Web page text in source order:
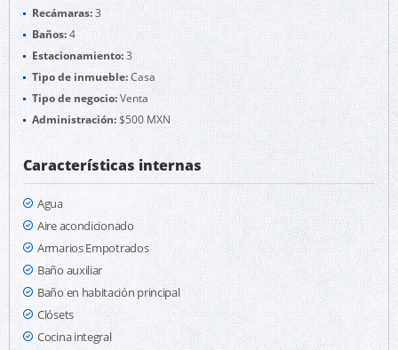
Recámaras:3
Baños:4
Estacionamiento:3
Tipo de inmueble:Casa
Tipo de negocio:Venta
Administración:$500 MXN
Características internas
Agua
Aire acondicionado
Armarios Empotrados
Baño auxiliar
Baño en habitación principal
Clósets
Cocina integral